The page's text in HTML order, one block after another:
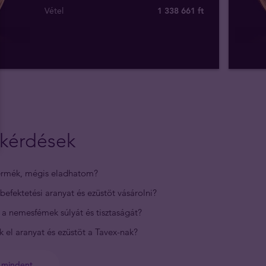
Vétel 1 338 661 ft
mégis eladhatom?
aranyat és ezüstöt vásárolni?
nemesfémek súlyát és tisztaságát?
el aranyat és ezüstöt a Tavex-nak?